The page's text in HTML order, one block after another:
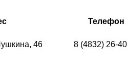
Телефон
46 8 (4832) 26-